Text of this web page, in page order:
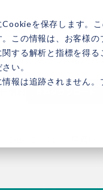
を保存します。
この情報は、お客様
する解析と指標を得
い。
報は追跡されません
総研 サービス紹介